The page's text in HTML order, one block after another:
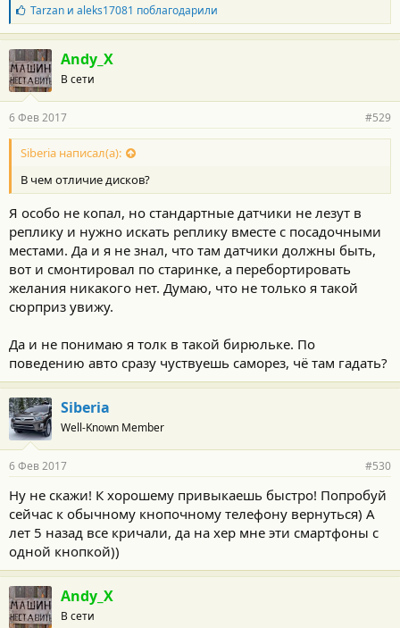
Б
л
а
г
о
д
а
н
о
с
и
:
Tarzanи aleks17081 поблагодарили
Andy_X
В сети
6 Фев 2017 #529
Siberia написал(а):
В чем отличие дисков?
Я особо не копал, но стандартные датчики не лезут в
реплику и нужно искать реплику вместе с посадочными
местами. Да и я не знал, что там датчики должны быть,
вот и смонтировал по старинке, а перебортировать
желания никакого нет. Думаю, что не только я такой
сюрприз увижу.
Да и не понимаю я толк в такой бирюльке. По
поведению авто сразу чуствуешь саморез, чё там гадать?
Siberia
Well-Known Member
6 Фев 2017 #530
Ну не скажи! К хорошему привыкаешь быстро! Попробуй
сейчас к обычному кнопочному телефону вернуться) А
лет 5 назад все кричали, да на хер мне эти смартфоны с
одной кнопкой))
Andy_X
В сети